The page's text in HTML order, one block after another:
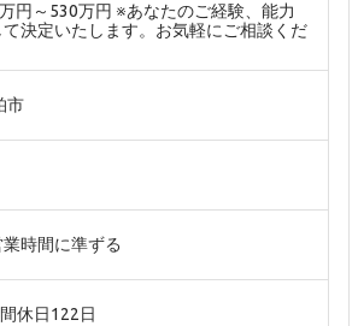
円～530万円 ※あなたのご経験、能力
て決定いたします。お気軽にご相談くだ
市
時間に準ずる
休日122日